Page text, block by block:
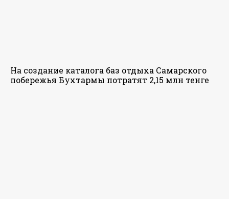
На создание каталога баз отдыха Самарского
побережья Бухтармы потратят 2,15 млн тенге